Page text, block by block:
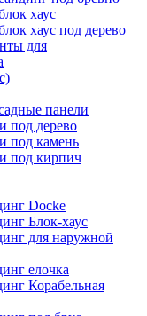
хаус
хаус под дерево
для
панели
под дерево
под камень
под кирпич
Docke
Блок-хаус
для наружной
елочка
Корабельная